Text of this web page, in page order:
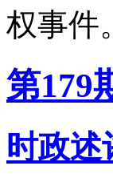
权事件。
第179
时政述